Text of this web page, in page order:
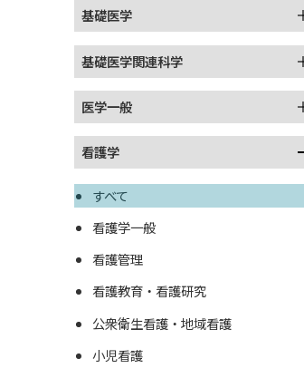
基礎医学
基礎医学関連科学
医学一般
看護学
すべて
看護学一般
看護管理
看護教育・看護研究
公衆衛生看護・地域看護
小児看護